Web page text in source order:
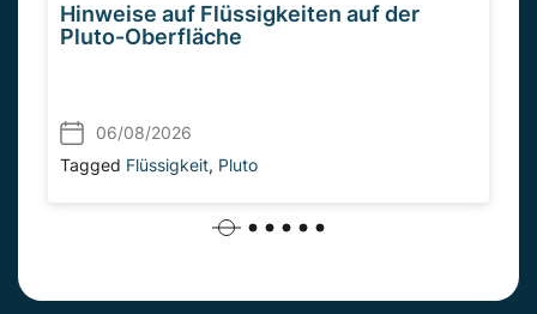
Hinweise auf Flüssigkeiten auf der
Pluto-Oberfläche
06/08/2026
Tagged Flüssigkeit, Pluto